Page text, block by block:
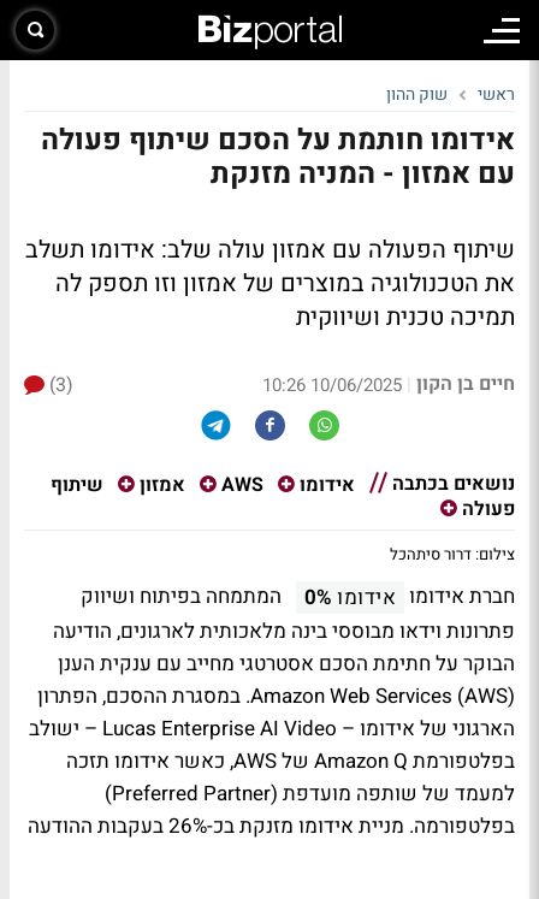
ראשי שוק ההון
אידומו חותמת על הסכם שיתוף פעולה
עם אמזון - המניה מזנקת
שיתוף הפעולה עם אמזון עולה שלב: אידומו תשלב
את הטכנולוגיה במוצרים של אמזון וזו תספק לה
תמיכה טכנית ושיווקית
חיים בן הקון |
10/06/2025 10:26
(3)
נושאים בכתבה אידומו AWS אמזון
שיתוף
פעולה
צילום: דרור סיתהכל
חברת אידומו אידומו 0%
המתמחה בפיתוח ושיווק
פתרונות וידאו מבוססי בינה מלאכותית לארגונים, הודיעה
הבוקר על חתימת הסכם אסטרטגי מחייב עם ענקית הענן
Amazon Web Services (AWS). במסגרת ההסכם, הפתרון
הארגוני של אידומו – Lucas Enterprise AI Video – ישולב
בפלטפורמת Amazon Q של AWS, כאשר אידומו תזכה
למעמד של שותפה מועדפת (Preferred Partner)
בפלטפורמה. מניית אידומו מזנקת בכ-26% בעקבות ההודעה